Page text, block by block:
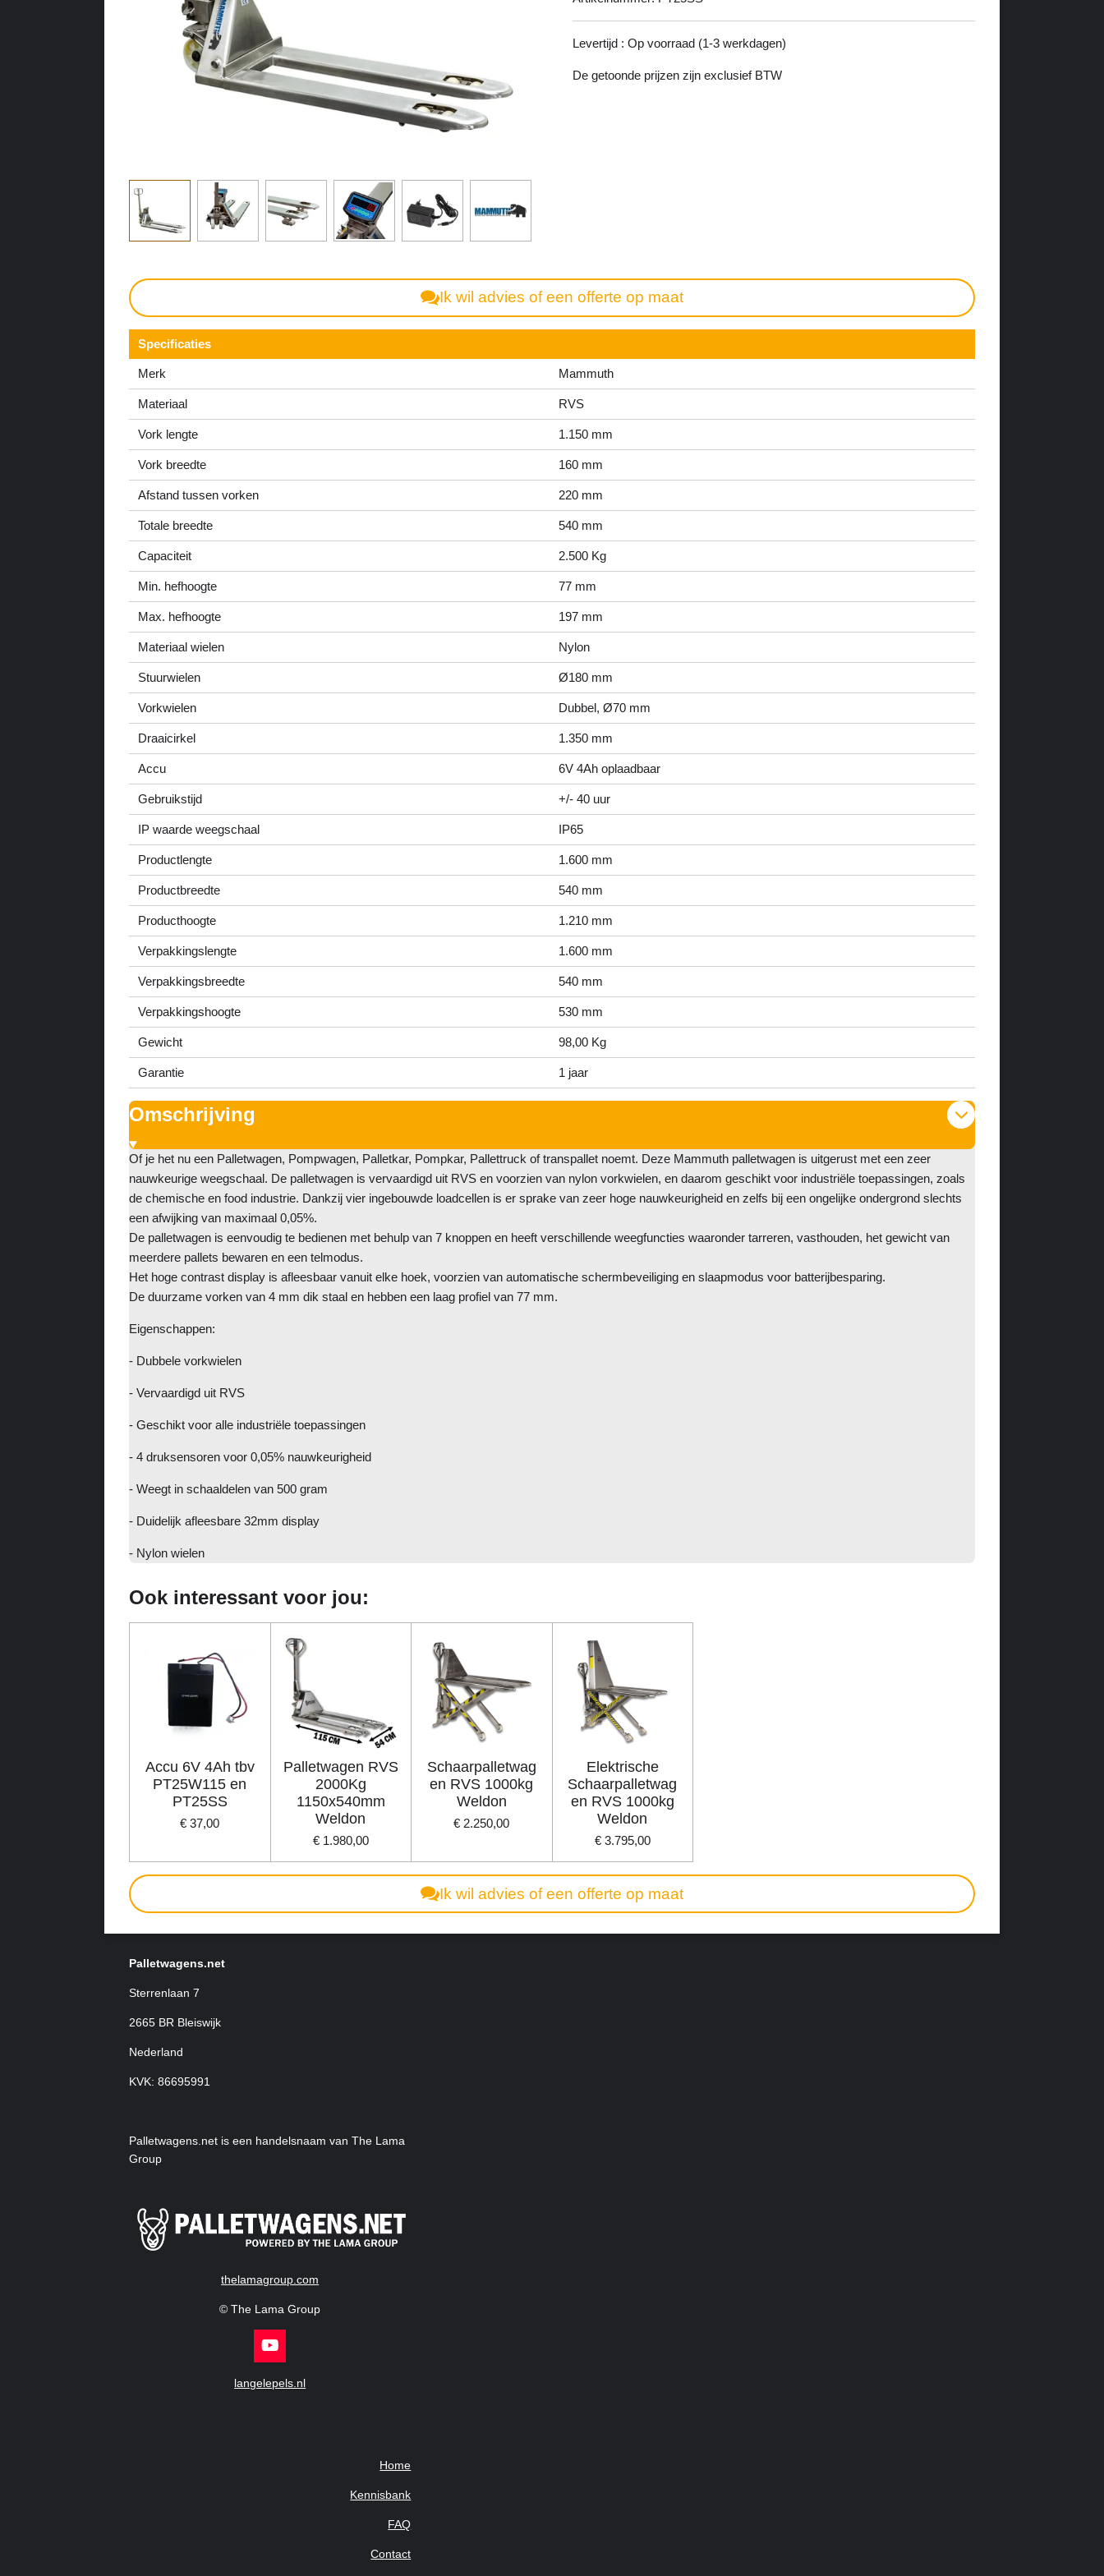
Levertijd : Op voorraad (1-3 werkdagen)
De getoonde prijzen zijn exclusief BTW
Ik wil advies of een offerte op maat
Specificaties
Merk Mammuth
Materiaal RVS
Vork lengte 1.150 mm
Vork breedte 160 mm
Afstand tussen vorken 220 mm
Totale breedte 540 mm
Capaciteit 2.500 Kg
Min. hefhoogte 77 mm
Max. hefhoogte 197 mm
Materiaal wielen Nylon
Stuurwielen Ø180 mm
Vorkwielen Dubbel, Ø70 mm
Draaicirkel 1.350 mm
Accu 6V 4Ah oplaadbaar
Gebruikstijd +/- 40 uur
IP waarde weegschaal IP65
Productlengte 1.600 mm
Productbreedte 540 mm
Producthoogte 1.210 mm
Verpakkingslengte 1.600 mm
Verpakkingsbreedte 540 mm
Verpakkingshoogte 530 mm
Gewicht 98,00 Kg
Garantie 1 jaar
Omschrijving
Of je het nu een Palletwagen, Pompwagen, Palletkar, Pompkar, Pallettruck of transpallet noemt. Deze Mammuth palletwagen is uitgerust met een zeer
nauwkeurige weegschaal. De palletwagen is vervaardigd uit RVS en voorzien van nylon vorkwielen, en daarom geschikt voor industriële toepassingen, zoals
de chemische en food industrie. Dankzij vier ingebouwde loadcellen is er sprake van zeer hoge nauwkeurigheid en zelfs bij een ongelijke ondergrond slechts
een afwijking van maximaal 0,05%.
De palletwagen is eenvoudig te bedienen met behulp van 7 knoppen en heeft verschillende weegfuncties waaronder tarreren, vasthouden, het gewicht van
meerdere pallets bewaren en een telmodus.
Het hoge contrast display is afleesbaar vanuit elke hoek, voorzien van automatische schermbeveiliging en slaapmodus voor batterijbesparing.
De duurzame vorken van 4 mm dik staal en hebben een laag profiel van 77 mm.
Eigenschappen:
- Dubbele vorkwielen
- Vervaardigd uit RVS
- Geschikt voor alle industriële toepassingen
- 4 druksensoren voor 0,05% nauwkeurigheid
- Weegt in schaaldelen van 500 gram
- Duidelijk afleesbare 32mm display
- Nylon wielen
Ook interessant voor jou:
Accu 6V 4Ah tbv
PT25W115 en
PT25SS
€ 37,00
Palletwagen RVS
2000Kg
1150x540mm
Weldon
€ 1.980,00
Schaarpalletwag
en RVS 1000kg
Weldon
€ 2.250,00
Elektrische
Schaarpalletwag
en RVS 1000kg
Weldon
€ 3.795,00
Ik wil advies of een offerte op maat
Palletwagens.net
Sterrenlaan 7
2665 BR Bleiswijk
Nederland
KVK: 86695991
Palletwagens.net is een handelsnaam van The Lama
Group
thelamagroup.com
© The Lama Group
Y
o
u
langelepels.nl
Home
Kennisbank
FAQ
Contact